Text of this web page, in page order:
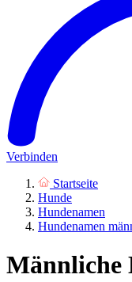
Verbinden
Startseite
Hunde
Hundenamen
Hundenamen
Männliche